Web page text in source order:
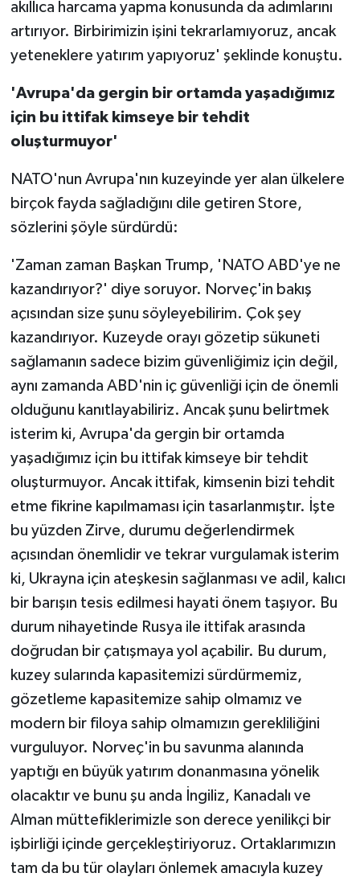
akıllıca harcama yapma konusunda da adımlarını
artırıyor. Birbirimizin işini tekrarlamıyoruz, ancak
yeteneklere yatırım yapıyoruz' şeklinde konuştu.
'Avrupa'da gergin bir ortamda yaşadığımız
için bu ittifak kimseye bir tehdit
oluşturmuyor'
NATO'nun Avrupa'nın kuzeyinde yer alan ülkelere
birçok fayda sağladığını dile getiren Store,
sözlerini şöyle sürdürdü:
'Zaman zaman Başkan Trump, 'NATO ABD'ye ne
kazandırıyor?' diye soruyor. Norveç'in bakış
açısından size şunu söyleyebilirim. Çok şey
kazandırıyor. Kuzeyde orayı gözetip sükuneti
sağlamanın sadece bizim güvenliğimiz için değil,
aynı zamanda ABD'nin iç güvenliği için de önemli
olduğunu kanıtlayabiliriz. Ancak şunu belirtmek
isterim ki, Avrupa'da gergin bir ortamda
yaşadığımız için bu ittifak kimseye bir tehdit
oluşturmuyor. Ancak ittifak, kimsenin bizi tehdit
etme fikrine kapılmaması için tasarlanmıştır. İşte
bu yüzden Zirve, durumu değerlendirmek
açısından önemlidir ve tekrar vurgulamak isterim
ki, Ukrayna için ateşkesin sağlanması ve adil, kalıcı
bir barışın tesis edilmesi hayati önem taşıyor. Bu
durum nihayetinde Rusya ile ittifak arasında
doğrudan bir çatışmaya yol açabilir. Bu durum,
kuzey sularında kapasitemizi sürdürmemiz,
gözetleme kapasitemize sahip olmamız ve
modern bir filoya sahip olmamızın gerekliliğini
vurguluyor. Norveç'in bu savunma alanında
yaptığı en büyük yatırım donanmasına yönelik
olacaktır ve bunu şu anda İngiliz, Kanadalı ve
Alman müttefiklerimizle son derece yenilikçi bir
işbirliği içinde gerçekleştiriyoruz. Ortaklarımızın
tam da bu tür olayları önlemek amacıyla kuzey